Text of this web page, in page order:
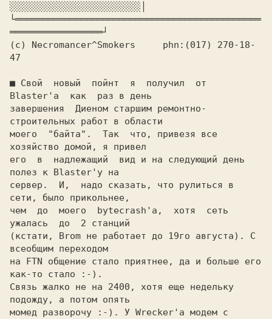
└═════════════════════════════════════════════
(c) Necromancer^Smokers     phn:(017) 270-18-
47
■ Свой  новый  пойнт  я  получил  от
Blaster'а  как  раз в день
завершения  Диеном старшим ремонтно-
строительных работ в области
моего  "байта".  Так  что, привезя все
хозяйство домой, я привел
его  в  надлежащий  вид и на следующий день
полез к Blaster'у на
сервер.  И,  надо сказать, что рулиться в
сети, было прикольнее,
чем  до  моего  bytecrash'а,  хотя  сеть
ужалась  до  2 станций
(кстати, Brom не работает до 19го августа). С
всеобщим переходом
на FTN общение стало приятнее, да и больше его
как-то стало :-).
Связь жалко не на 2400, хотя еще недельку
подожду, а потом опять
момед разворочу :-). У Wrecker'а модем с